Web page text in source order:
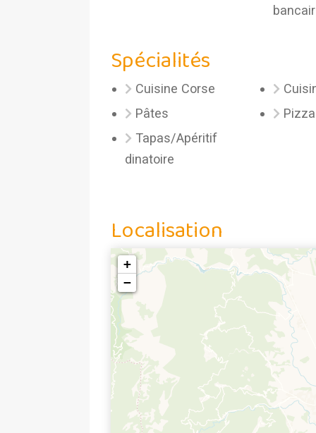
Spécialités
Cuisine Corse
Pâtes
Pizza
Tapas/Apéritif
dinatoire
Localisation
+
−